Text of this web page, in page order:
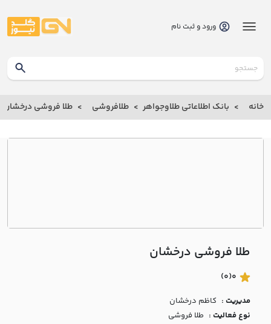
بانک
بانک
اطلاعاتی
درباره
با ما
مقالات
ورود و ثبت نام
خانه بانک اطلاعاتی طلاوجواهر طلافروشی طلا فروشی درخشان
طلا فروشی درخشان
0
(0)
مدیریت : کاظم درخشان
نوع فعالیت : طلا فروشی